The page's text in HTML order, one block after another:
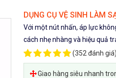
DỤNG CỤ VỆ SINH LÀM
Với một nút nhấn, áp lực
cách nhẹ nhàng và hiệu quả
(352 đánh giá)
Giao hàng siêu nhanh